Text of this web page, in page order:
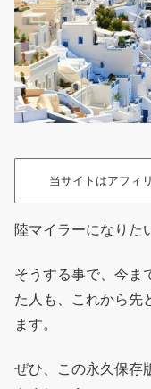
当サイトはアフィ
陸マイラーになりた
そうする事で、今ま
た人も、これから先
ます。
ぜひ、この永久保存